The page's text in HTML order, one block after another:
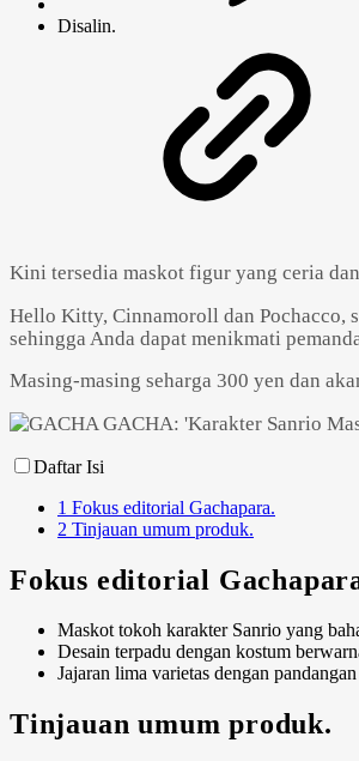
Disalin.
Kini tersedia maskot figur yang ceria
Hello Kitty, Cinnamoroll dan Pochacco,
sehingga Anda dapat menikmati
Masing-masing seharga 300 yen dan
Daftar Isi
1 Fokus editorial Gachapara.
2 Tinjauan umum produk.
Fokus editorial
Maskot tokoh karakter Sanrio yang
Desain terpadu dengan kostum
Jajaran lima varietas dengan
Tinjauan umum produk.